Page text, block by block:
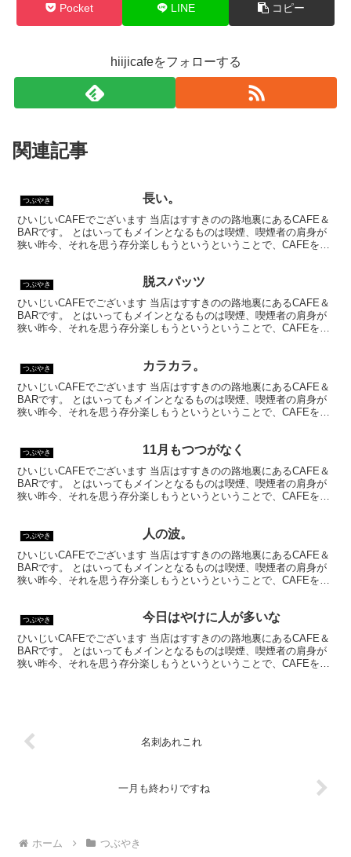
Pocket LINE コピー
hiijicafeをフォローする
関連記事
つぶやき 長い。
ひいじいCAFEでございます 当店はすすきのの路地裏にあるCAFE＆
BARです。 とはいってもメインとなるものは喫煙、喫煙者の肩身が
狭い昨今、それを思う存分楽しもうというということで、CAFEを名
つぶやき 脱スパッツ
ひいじいCAFEでございます 当店はすすきのの路地裏にあるCAFE＆
BARです。 とはいってもメインとなるものは喫煙、喫煙者の肩身が
狭い昨今、それを思う存分楽しもうというということで、CAFEを名
つぶやき カラカラ。
ひいじいCAFEでございます 当店はすすきのの路地裏にあるCAFE＆
BARです。 とはいってもメインとなるものは喫煙、喫煙者の肩身が
狭い昨今、それを思う存分楽しもうというということで、CAFEを名
つぶやき 11月もつつがなく
ひいじいCAFEでございます 当店はすすきのの路地裏にあるCAFE＆
BARです。 とはいってもメインとなるものは喫煙、喫煙者の肩身が
狭い昨今、それを思う存分楽しもうというということで、CAFEを名
つぶやき 人の波。
ひいじいCAFEでございます 当店はすすきのの路地裏にあるCAFE＆
BARです。 とはいってもメインとなるものは喫煙、喫煙者の肩身が
狭い昨今、それを思う存分楽しもうというということで、CAFEを名
つぶやき 今日はやけに人が多いな
ひいじいCAFEでございます 当店はすすきのの路地裏にあるCAFE＆
BARです。 とはいってもメインとなるものは喫煙、喫煙者の肩身が
狭い昨今、それを思う存分楽しもうというということで、CAFEを名
名刺あれこれ
一月も終わりですね
ホーム つぶやき